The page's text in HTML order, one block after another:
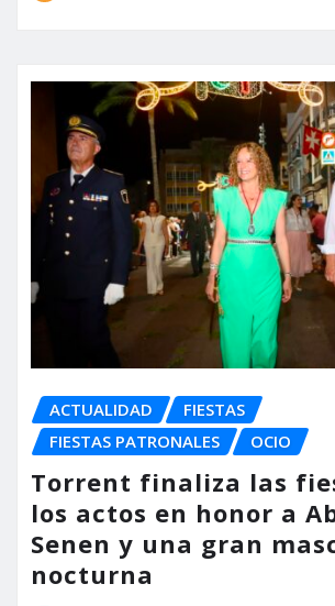
ACTUALIDAD
FIESTAS
FIESTAS PATRONALES
OCIO
Torrent finaliza las
los actos en honor a
Senen y una gran
nocturna